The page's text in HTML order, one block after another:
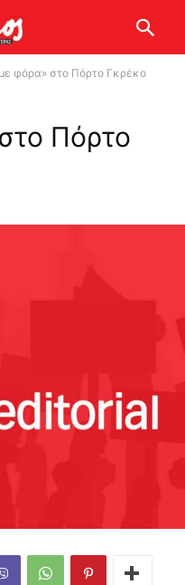
φόρα» στο Πόρτο Γκρέκο
Πόρτο